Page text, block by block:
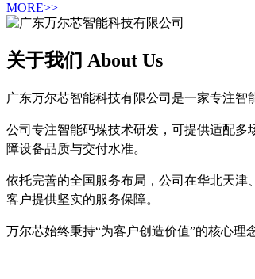
MORE>>
关于我们 About Us
广东万尔芯智能科技有限公司是一家专注
公司专注智能码垛技术研发，可提供适配
障设备品质与交付水准。
依托完善的全国服务布局，公司在华北天
客户提供坚实的服务保障。
万尔芯始终秉持“为客户创造价值”的核心理